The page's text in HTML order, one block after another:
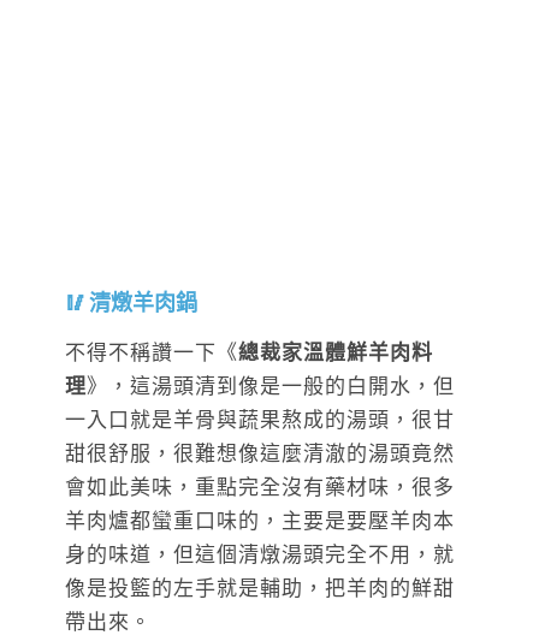
清燉羊肉鍋
不得不稱讚一下《總裁家溫體鮮羊肉料
理》，這湯頭清到像是一般的白開水，但
一入口就是羊骨與蔬果熬成的湯頭，很甘
甜很舒服，很難想像這麼清澈的湯頭竟然
會如此美味，重點完全沒有藥材味，很多
羊肉爐都蠻重口味的，主要是要壓羊肉本
身的味道，但這個清燉湯頭完全不用，就
像是投籃的左手就是輔助，把羊肉的鮮甜
帶出來。